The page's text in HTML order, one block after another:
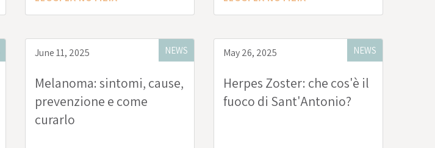
NEWS
June 11, 2025
Melanoma: sintomi, cause,
prevenzione e come
curarlo
NEWS
May 26, 2025
Herpes Zoster: che cos'è il
fuoco di Sant'Antonio?